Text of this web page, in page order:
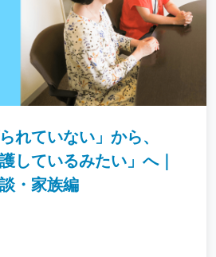
れていない」から、
しているみたい」へ｜
・家族編